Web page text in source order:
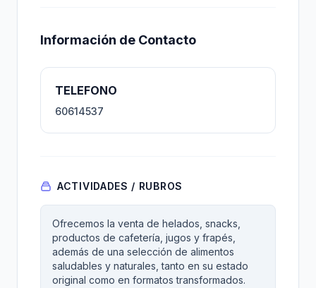
Información de Contacto
TELEFONO
60614537
ACTIVIDADES / RUBROS
Ofrecemos la venta de helados, snacks,
productos de cafetería, jugos y frapés,
además de una selección de alimentos
saludables y naturales, tanto en su estado
original como en formatos transformados.